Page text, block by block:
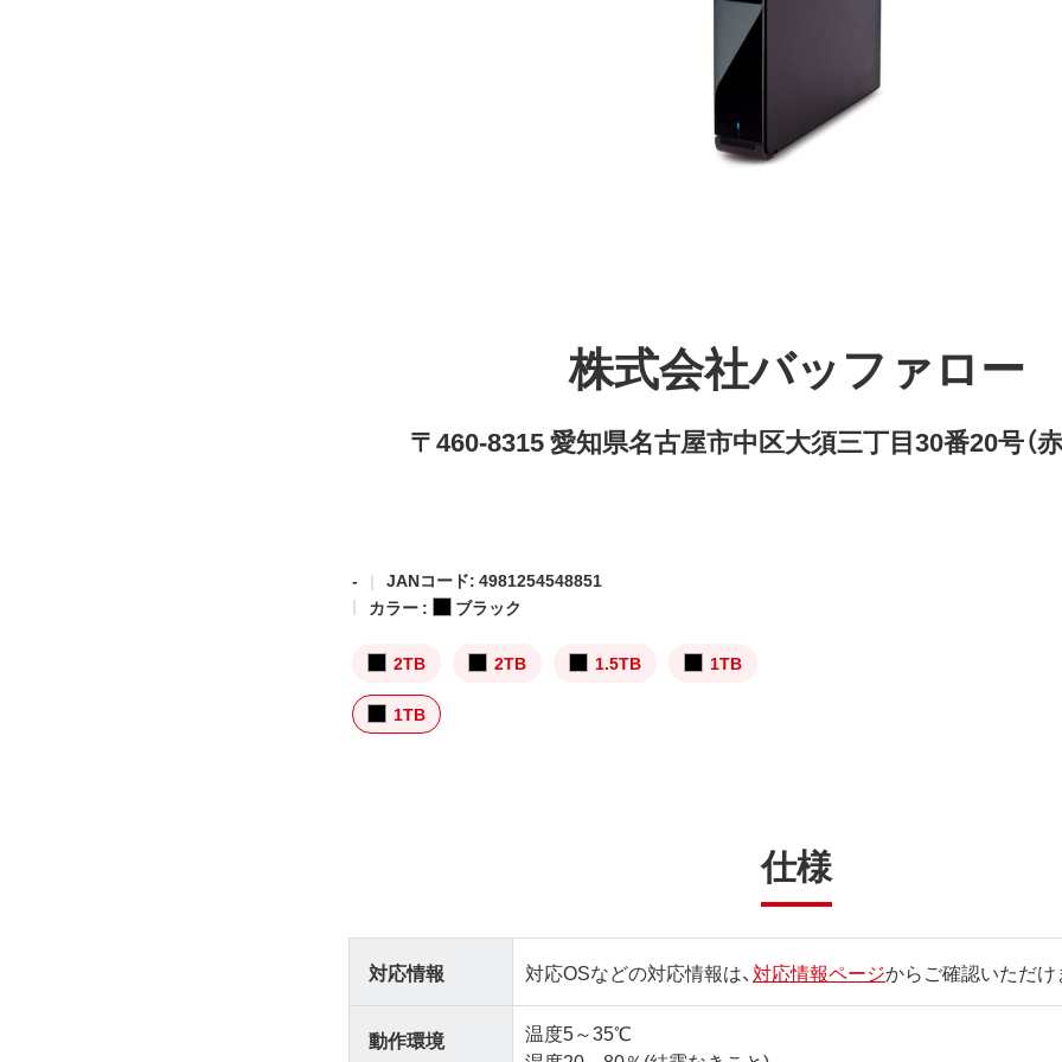
株式会社バッファロー
〒460-8315 愛知県名古屋市中区大須三丁目30番20号（
-
JANコード: 4981254548851
カラー :
ブラック
2TB 2TB 1.5TB 1TB
1TB
仕様
対応情報 対応OSなどの対応情報は、対応情報ページからご確認いただけ
動作環境
温度5～35℃